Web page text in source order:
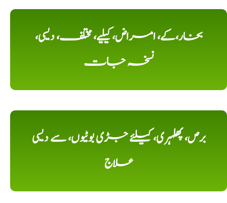
بخار،کے، امراض، کیلیے، مختلف، دیسی،
نسخہ جات
برص، پھلہری، کیلئے جڑی بوٹیوں، سے دیسی
علاج